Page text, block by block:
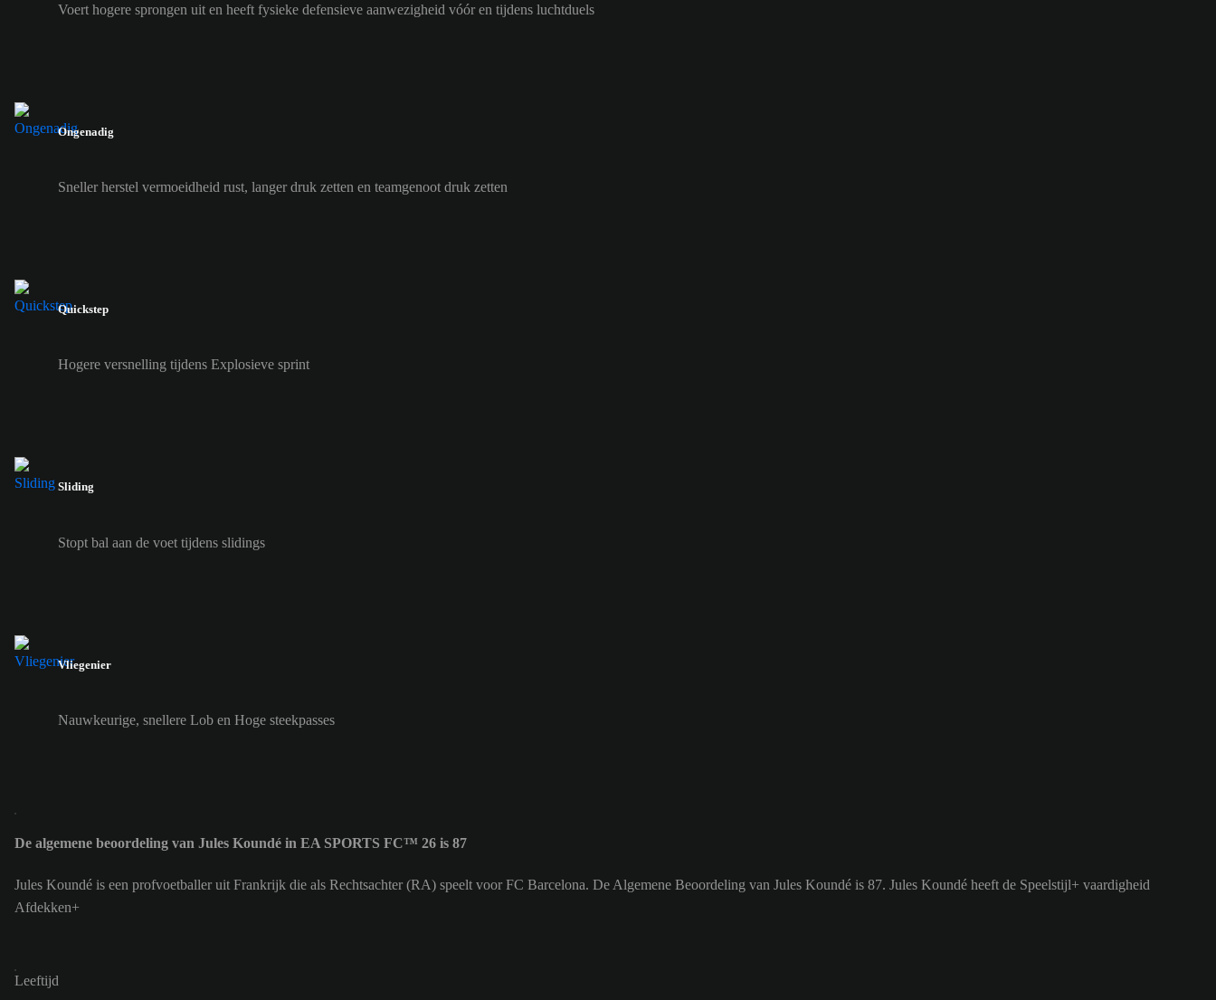
Voert hogere sprongen uit en heeft fysieke defensieve aanwezigheid vóór en tijdens luchtduels
Ongenadig
Sneller herstel vermoeidheid rust, langer druk zetten en teamgenoot druk zetten
Quickstep
Hogere versnelling tijdens Explosieve sprint
Sliding
Stopt bal aan de voet tijdens slidings
Vliegenier
Nauwkeurige, snellere Lob en Hoge steekpasses
De algemene beoordeling van Jules Koundé in EA SPORTS FC™ 26 is 87
Jules Koundé is een profvoetballer uit Frankrijk die als Rechtsachter (RA) speelt voor FC Barcelona. De Algemene Beoordeling van Jules Koundé is 87. Jules Koundé heeft de Speelstijl+ vaardigheid
Afdekken+
Leeftijd